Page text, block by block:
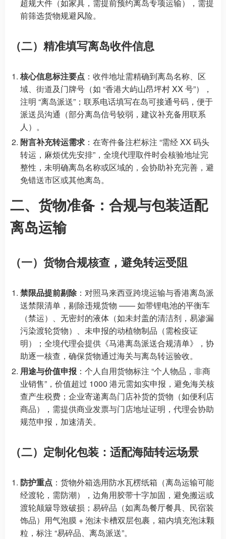
超规大件（如家具，需提前预约离岛专项运输），需提
前筛选货物规避风险。
（二）精准填写离岛收件信息
核心信息标注要点 ：收件地址需精确到离岛名称、区
域、街道及门牌号（如 “香港大屿山昂坪村 XX 号”），
注明 “离岛派送”；联系电话填写在岛可接通号码，便于
派送员沟通（部分离岛信号较弱，建议补充备用联系
人）。
附言补充转运需求 ：在寄件备注栏标注 “需经 XX 码头
转运，麻烦优先安排”，全境代理取件时会核验地址完
整性，未明确离岛名称或区域的，会协助补充完善，避
免错送市区或其他离岛。
二、货物准备：合规与包装适配
离岛运输
（一）货物合规核查，避免转运受阻
禁限品提前剔除：对照马来西亚跨境运输与香港离岛派
送禁限清单，剔除违规货物 —— 如带锂电池的平衡车
（禁运）、无密封的液体（如未封盖的清洁剂，易渗漏
污染渡轮货物）、未申报的动植物制品（需检疫证
明）；全境代理会提供《马港离岛派送合规清单》，协
助逐一核查，确保货物通过海关与离岛转运验收。
用途与价值申报 ：个人自用货物标注 “个人物品，非商
业销售”，价值超过 1000 港元需如实申报，避免海关核
查产生税费；企业寄递离岛门店补货的货物（如便利店
商品），需提供商业发票与门店地址证明，代理会协助
规范申报，加速清关。
（二）定制化包装：适配海陆转运场景
防护重点 ：货物外箱选用防水瓦楞纸箱（离岛运输可能
经渡轮，需防潮），边角用胶带十字加固，避免搬运或
渡轮颠簸导致破损；易碎品（如离岛餐厅餐具、民宿装
饰品）用气泡膜 + 泡沫卡槽双层包裹，箱内填充泡沫颗
粒，标注 “易碎品、离岛派送”。